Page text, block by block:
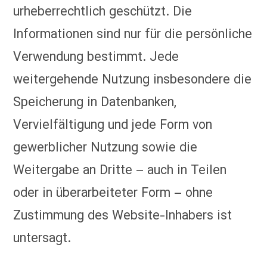
urheberrechtlich geschützt. Die
Informationen sind nur für die persönliche
Verwendung bestimmt. Jede
weitergehende Nutzung insbesondere die
Speicherung in Datenbanken,
Vervielfältigung und jede Form von
gewerblicher Nutzung sowie die
Weitergabe an Dritte – auch in Teilen
oder in überarbeiteter Form – ohne
Zustimmung des Website-Inhabers ist
untersagt.